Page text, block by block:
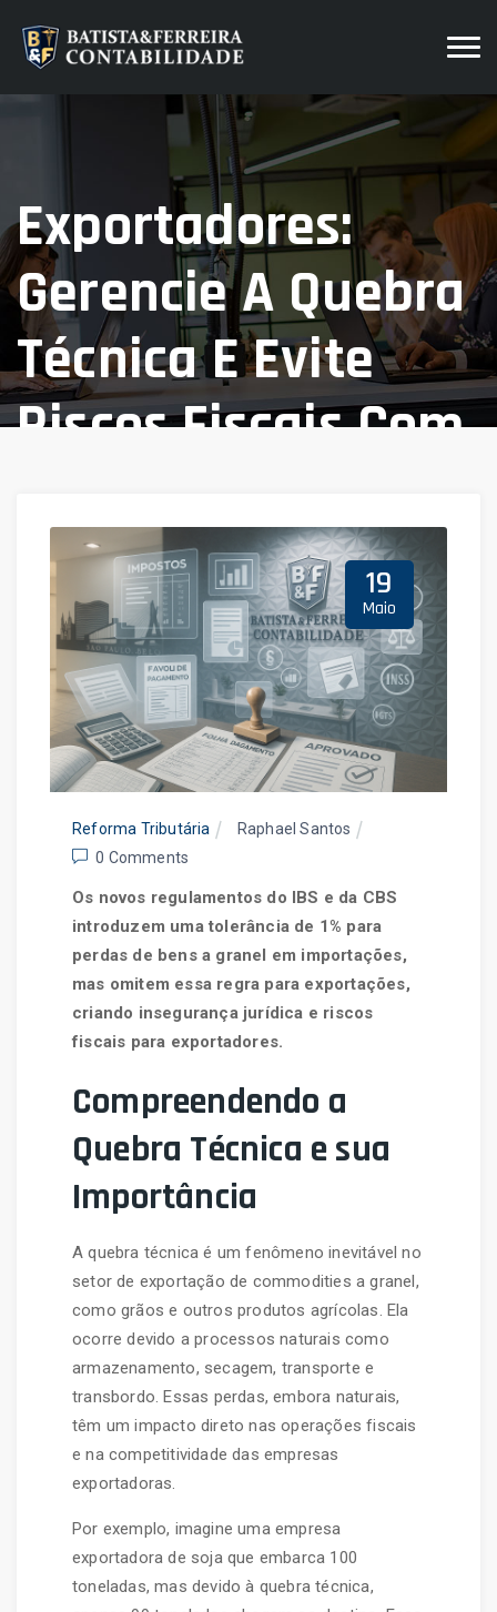
Exportadores:
Gerencie A Quebra
Técnica E Evite
Riscos Fiscais Com
Blog
19
Maio
Reforma Tributária
Raphael Santos
0 Comments
Os novos regulamentos do IBS e da CBS
introduzem uma tolerância de 1% para
perdas de bens a granel em importações,
mas omitem essa regra para exportações,
criando insegurança jurídica e riscos
fiscais para exportadores.
Compreendendo a
Quebra Técnica e sua
Importância
A quebra técnica é um fenômeno inevitável no
setor de exportação de commodities a granel,
como grãos e outros produtos agrícolas. Ela
ocorre devido a processos naturais como
armazenamento, secagem, transporte e
transbordo. Essas perdas, embora naturais,
têm um impacto direto nas operações fiscais
e na competitividade das empresas
exportadoras.
Por exemplo, imagine uma empresa
exportadora de soja que embarca 100
toneladas, mas devido à quebra técnica,